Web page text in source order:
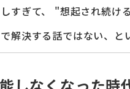
すぎて、 "想起され続け
解決する話ではない、と